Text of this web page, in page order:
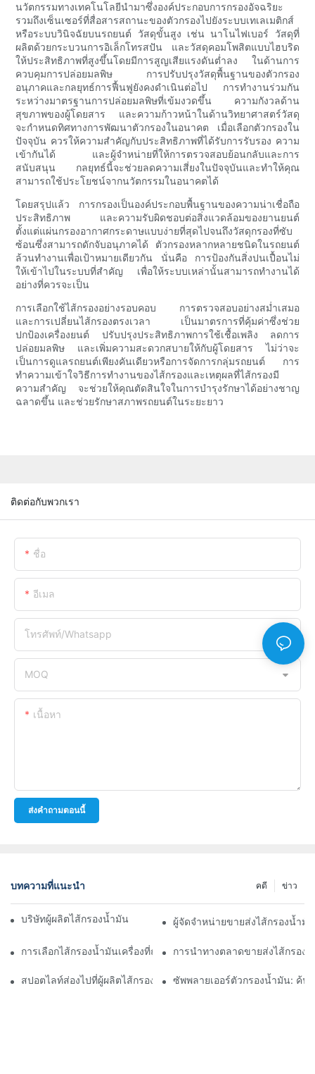
นวัตกรรมทางเทคโนโลยีนำมาซึ่งองค์ประกอบการกรองอัจฉริยะ
รวมถึงเซ็นเซอร์ที่สื่อสารสถานะของตัวกรองไปยังระบบเทเลเมติกส์
หรือระบบวินิจฉัยบนรถยนต์ วัสดุขั้นสูง เช่น นาโนไฟเบอร์ วัสดุที่
ผลิตด้วยกระบวนการอิเล็กโทรสปัน และวัสดุคอมโพสิตแบบไฮบริด
ให้ประสิทธิภาพที่สูงขึ้นโดยมีการสูญเสียแรงดันต่ำลง ในด้านการ
ควบคุมการปล่อยมลพิษ การปรับปรุงวัสดุพื้นฐานของตัวกรอง
อนุภาคและกลยุทธ์การฟื้นฟูยังคงดำเนินต่อไป การทำงานร่วมกัน
ระหว่างมาตรฐานการปล่อยมลพิษที่เข้มงวดขึ้น ความกังวลด้าน
สุขภาพของผู้โดยสาร และความก้าวหน้าในด้านวิทยาศาสตร์วัสดุ
จะกำหนดทิศทางการพัฒนาตัวกรองในอนาคต เมื่อเลือกตัวกรองใน
ปัจจุบัน ควรให้ความสำคัญกับประสิทธิภาพที่ได้รับการรับรอง ความ
เข้ากันได้ และผู้จำหน่ายที่ให้การตรวจสอบย้อนกลับและการ
สนับสนุน กลยุทธ์นี้จะช่วยลดความเสี่ยงในปัจจุบันและทำให้คุณ
สามารถใช้ประโยชน์จากนวัตกรรมในอนาคตได้
โดยสรุปแล้ว การกรองเป็นองค์ประกอบพื้นฐานของความน่าเชื่อถือ
ประสิทธิภาพ และความรับผิดชอบต่อสิ่งแวดล้อมของยานยนต์
ตั้งแต่แผ่นกรองอากาศกระดาษแบบง่ายที่สุดไปจนถึงวัสดุกรองที่ซับ
ซ้อนซึ่งสามารถดักจับอนุภาคได้ ตัวกรองหลากหลายชนิดในรถยนต์
ล้วนทำงานเพื่อเป้าหมายเดียวกัน นั่นคือ การป้องกันสิ่งปนเปื้อนไม่
ให้เข้าไปในระบบที่สำคัญ เพื่อให้ระบบเหล่านั้นสามารถทำงานได้
อย่างที่ควรจะเป็น
การเลือกใช้ไส้กรองอย่างรอบคอบ การตรวจสอบอย่างสม่ำเสมอ
และการเปลี่ยนไส้กรองตรงเวลา เป็นมาตรการที่คุ้มค่าซึ่งช่วย
ปกป้องเครื่องยนต์ ปรับปรุงประสิทธิภาพการใช้เชื้อเพลิง ลดการ
ปล่อยมลพิษ และเพิ่มความสะดวกสบายให้กับผู้โดยสาร ไม่ว่าจะ
เป็นการดูแลรถยนต์เพียงคันเดียวหรือการจัดการกลุ่มรถยนต์ การ
ทำความเข้าใจวิธีการทำงานของไส้กรองและเหตุผลที่ไส้กรองมี
ความสำคัญ จะช่วยให้คุณตัดสินใจในการบำรุงรักษาได้อย่างชาญ
ฉลาดขึ้น และช่วยรักษาสภาพรถยนต์ในระยะยาว
ติดต่อกับพวกเรา
ชื่อ
อีเมล
โทรศัพท์/whatsapp
MOQ
เนื้อหา
ส่งคำถามตอนนี้
บทความที่แนะนำ ข่าว
คดี
บริษัทผู้ผลิตไส้กรองน้ำมันชั้นนำ: ภาพรวมที่ครอบคลุม
ผู้จัดจำหน่ายขายส่งไส้กรองน้ำมั
การเลือกไส้กรองน้ำมันเครื่องที่ถูกต้องสำหรับรุ่นรถของคุณ: ข้อควร
การนำทางตลาดขายส่งไส้กรอง
สปอตไลท์ส่องไปที่ผู้ผลิตไส้กรองน้ำมันชั้นนำและนวัตกรรมของพวกเ
ซัพพลายเออร์ตัวกรองน้ำมัน: ค้